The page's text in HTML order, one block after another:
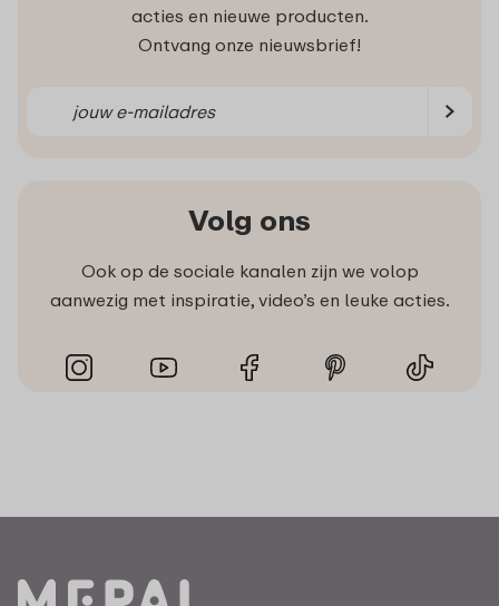
acties en nieuwe producten.
Ontvang onze nieuwsbrief!
Volg ons
Ook op de sociale kanalen zijn we volop
aanwezig met inspiratie, video’s en leuke acties.